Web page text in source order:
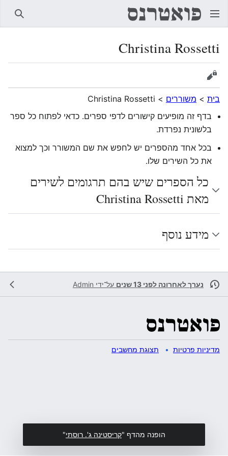
Christina Rossetti
הצגת מקור
בית > משוררים >
Christina Rossetti
בדף זה מופיעים קישורים לדפי ספרים. כדאי לפתוח כל ספר
בלשונית נפרדת.
בכל אחד מהספרים יש לחפש את שם המשורר וכך למצוא
את כל השירים שלו.
כל הספרים שיש בהם תרגומים לשירים
מאת Christina Rossetti
מידע נוסף
נערך לאחרונה לפני 13 שנים על־ידי Admin
מדיניות פרטיות תצוגת מחשבים
הופנה מהדף "קריסטינה ג'. רוסתי"